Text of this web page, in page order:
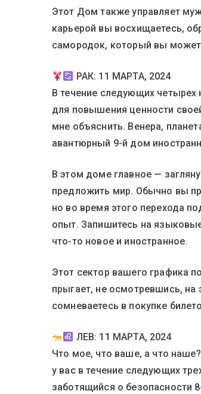
Этот Дом также управляет
карьерой вы восхищаетесь,
самородок, который вы
РАК: 11 МАРТА, 2024
В течение следующих четырех
для повышения ценности
мне объяснить. Венера,
авантюрный 9-й дом
В этом доме главное —
предложить мир. Обычно вы
но во время этого перехода
опыт. Запишитесь на
что-то новое и иностранное.
Этот сектор вашего графика
прыгает, не осмотревшись, на
сомневаетесь в покупке
ЛЕВ: 11 МАРТА, 2024
Что мое, что ваше, а что
у вас в течение следующих
заботящийся о безопасности